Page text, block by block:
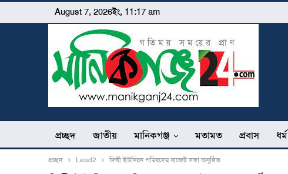
August 7, 2026ইং, 11:17 am
প্রচ্ছদ জাতীয় মানিকগঞ্জ মতামত প্রবাস ধর্ম
প্রচ্ছদ Lead2 দিঘী ইউনিয়ন পরিষদের বাজেট সভা অনুষ্ঠিত